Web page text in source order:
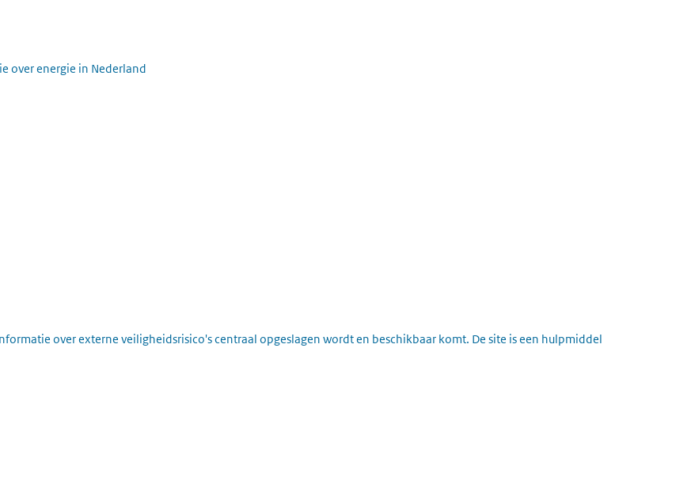
over energie in Nederland
over externe veiligheidsrisico's centraal opgeslagen wordt en beschikbaar komt. De site is een hulpmiddel